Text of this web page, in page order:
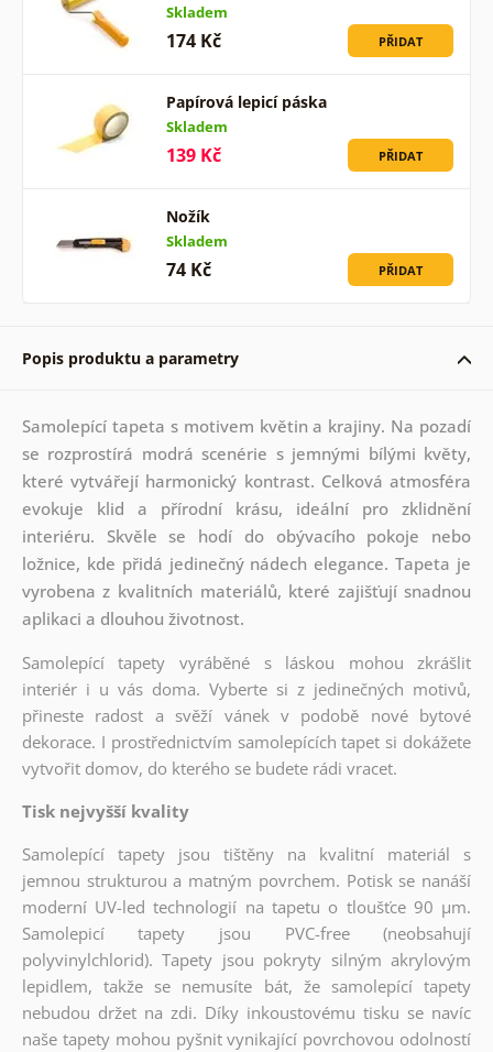
Skladem
174 Kč PŘIDAT
Papírová lepicí páska
Skladem
139 Kč PŘIDAT
Nožík
Skladem
74 Kč PŘIDAT
Popis produktu a parametry
Samolepící tapeta s motivem květin a krajiny. Na pozadí
se rozprostírá modrá scenérie s jemnými bílými květy,
které vytvářejí harmonický kontrast. Celková atmosféra
evokuje klid a přírodní krásu, ideální pro zklidnění
interiéru. Skvěle se hodí do obývacího pokoje nebo
ložnice, kde přidá jedinečný nádech elegance. Tapeta je
vyrobena z kvalitních materiálů, které zajišťují snadnou
aplikaci a dlouhou životnost.
Samolepící tapety vyráběné s láskou mohou zkrášlit
interiér i u vás doma. Vyberte si z jedinečných motivů,
přineste radost a svěží vánek v podobě nové bytové
dekorace. I prostřednictvím samolepících tapet si dokážete
vytvořit domov, do kterého se budete rádi vracet.
Tisk nejvyšší kvality
Samolepící tapety jsou tištěny na kvalitní materiál s
jemnou strukturou a matným povrchem. Potisk se nanáší
moderní UV-led technologií na tapetu o tloušťce 90 µm.
Samolepicí tapety jsou PVC-free (neobsahují
polyvinylchlorid). Tapety jsou pokryty silným akrylovým
lepidlem, takže se nemusíte bát, že samolepící tapety
nebudou držet na zdi. Díky inkoustovému tisku se navíc
naše tapety mohou pyšnit vynikající povrchovou odolností